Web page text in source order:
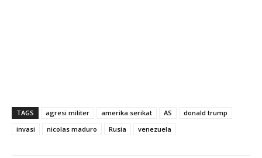
TAGS agresi militer amerika serikat AS
donald trump
invasi
nicolas maduro Rusia venezuela